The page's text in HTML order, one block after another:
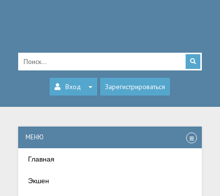
Вход Зарегистрироваться
МЕНЮ
Главная
Экшен